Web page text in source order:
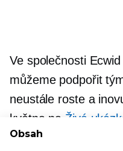
Ve společnosti
můžeme podpořit
neustále roste a
května na Živá
se tam uvidíme!
Obsah